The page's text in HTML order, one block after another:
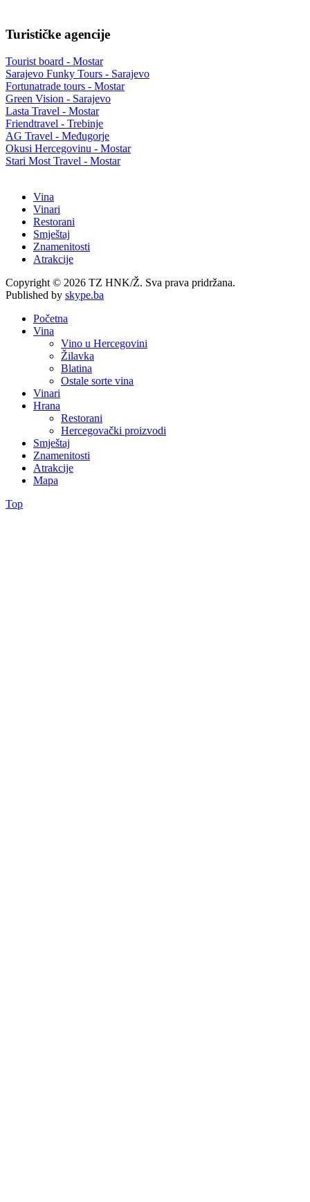
Turističke agencije
Tourist board - Mostar
Sarajevo Funky Tours - Sarajevo
Fortunatrade tours - Mostar
Green Vision - Sarajevo
Lasta Travel - Mostar
Friendtravel - Trebinje
AG Travel - Međugorje
Okusi Hercegovinu - Mostar
Stari Most Travel - Mostar
Vina
Vinari
Restorani
Smještaj
Znamenitosti
Atrakcije
Copyright © 2026 TZ HNK/Ž. Sva prava pridržana.
Published by skype.ba
Početna
Vina
Vino u Hercegovini
Žilavka
Blatina
Ostale sorte vina
Vinari
Hrana
Restorani
Hercegovački proizvodi
Smještaj
Znamenitosti
Atrakcije
Mapa
Top